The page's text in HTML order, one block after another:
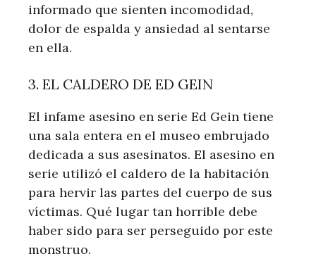
informado que sienten incomodidad,
dolor de espalda y ansiedad al sentarse
en ella.
3. EL CALDERO DE ED GEIN
El infame asesino en serie Ed Gein tiene
una sala entera en el museo embrujado
dedicada a sus asesinatos. El asesino en
serie utilizó el caldero de la habitación
para hervir las partes del cuerpo de sus
víctimas. Qué lugar tan horrible debe
haber sido para ser perseguido por este
monstruo.